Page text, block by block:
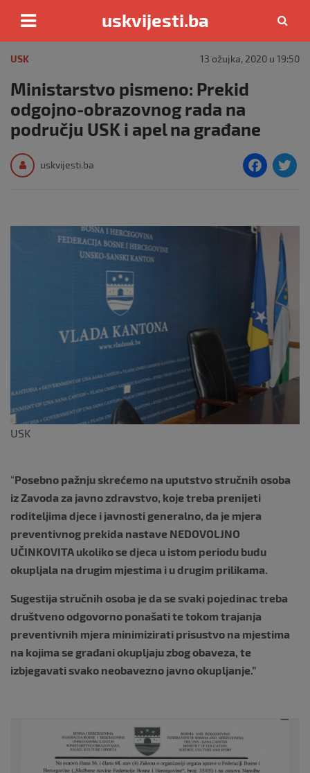
content
uskvijesti.ba
USK 13 ožujka, 2020 u 19:50
Ministarstvo pismeno: Prekid
odgojno-obrazovnog rada na
području USK i apel na građane
uskvijesti.ba
F
e
b
o
o
k
USK
“Posebno pažnju skrećemo na uputstvo stručnih osoba
iz Zavoda za javno zdravstvo, koje treba prenijeti
roditeljima djece i javnosti generalno, da je mjera
preventivnog prekida nastave NEDOVOLJNO
UČINKOVITA ukoliko se djeca u istom periodu budu
okupljala na drugim mjestima i u drugim prilikama.
Sugestija stručnih osoba je da se svaki pojedinac treba
društveno odgovorno ponašati te tokom trajanja
preventivnih mjera minimizirati prisustvo na mjestima
na kojima se građani okupljaju zbog obaveza, te
izbjegavati svako neobavezno javno okupljanje.”